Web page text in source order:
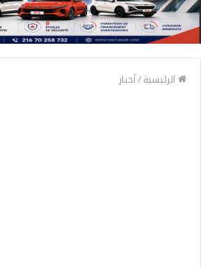
الرئيسية/أخبار